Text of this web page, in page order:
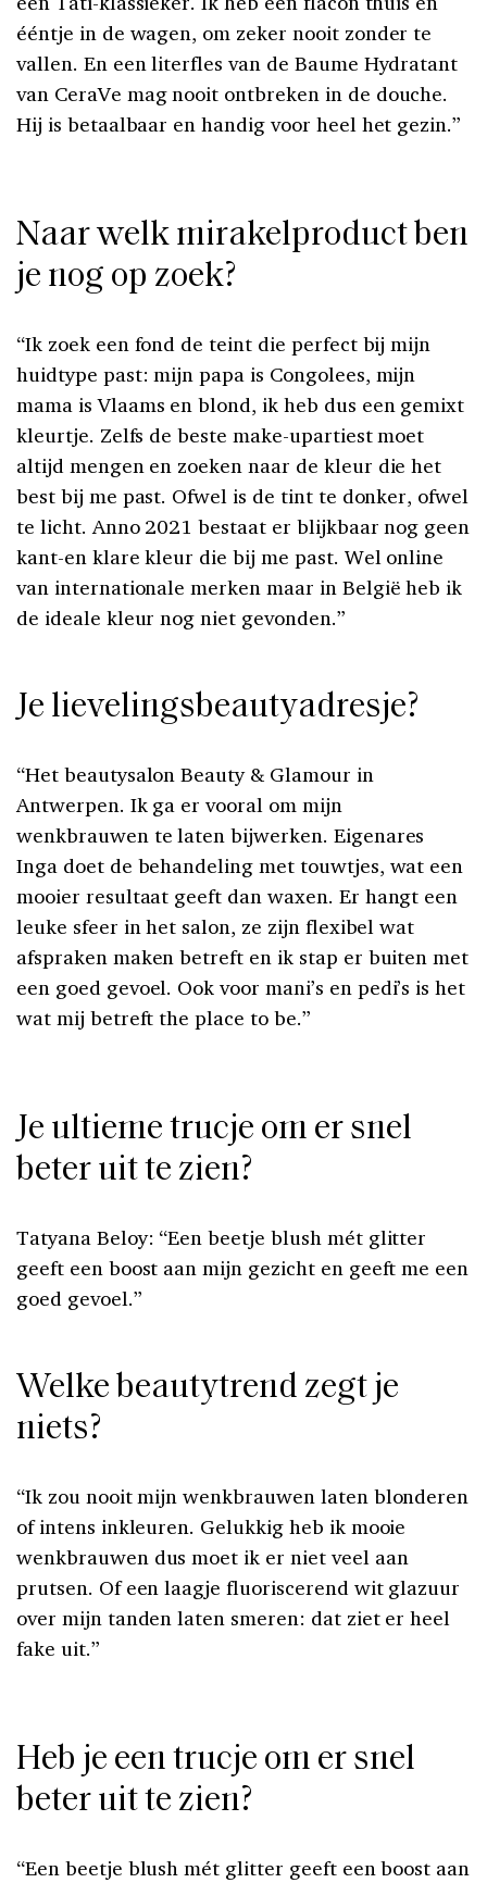
ééntje in de wagen, om zeker nooit zonder te
vallen. En een literfles van de Baume Hydratant
van CeraVe mag nooit ontbreken in de douche.
Hij is betaalbaar en handig voor heel het gezin.”
Naar welk mirakelproduct ben
je nog op zoek?
“Ik zoek een fond de teint die perfect bij mijn
huidtype past: mijn papa is Congolees, mijn
mama is Vlaams en blond, ik heb dus een gemixt
kleurtje. Zelfs de beste make-upartiest moet
altijd mengen en zoeken naar de kleur die het
best bij me past. Ofwel is de tint te donker, ofwel
te licht. Anno 2021 bestaat er blijkbaar nog geen
kant-en klare kleur die bij me past. Wel online
van internationale merken maar in België heb ik
de ideale kleur nog niet gevonden.”
Je lievelingsbeautyadresje?
“Het beautysalon Beauty & Glamour in
Antwerpen. Ik ga er vooral om mijn
wenkbrauwen te laten bijwerken. Eigenares
Inga doet de behandeling met touwtjes, wat een
mooier resultaat geeft dan waxen. Er hangt een
leuke sfeer in het salon, ze zijn flexibel wat
afspraken maken betreft en ik stap er buiten met
een goed gevoel. Ook voor mani’s en pedi’s is het
wat mij betreft the place to be.”
Je ultieme trucje om er snel
beter uit te zien?
Tatyana Beloy: “Een beetje blush mét glitter
geeft een boost aan mijn gezicht en geeft me een
goed gevoel.”
Welke beautytrend zegt je
niets?
“Ik zou nooit mijn wenkbrauwen laten blonderen
of intens inkleuren. Gelukkig heb ik mooie
wenkbrauwen dus moet ik er niet veel aan
prutsen. Of een laagje fluoriscerend wit glazuur
over mijn tanden laten smeren: dat ziet er heel
fake uit.”
Heb je een trucje om er snel
beter uit te zien?
“Een beetje blush mét glitter geeft een boost aan